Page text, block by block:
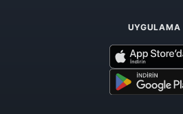
UYGULAMA